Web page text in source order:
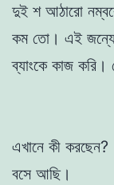
দুই শ আঠারো
কম তো। এই জন্যে
ব্যাংকে কাজ করি।
এখানে কী করছেন?
বসে আছি।